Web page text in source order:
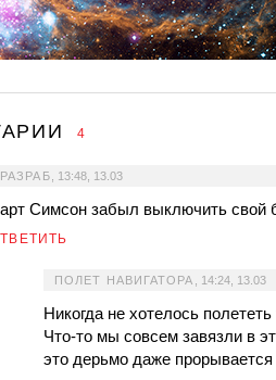
4
РАЗРАБ 13:48, 13.03
Симсон забыл выключить свой
ПОЛЕТ НАВИГАТОРА 14:24, 13.03
Никогда не хотелось
Что-то мы совсем завязли в
это дерьмо даже